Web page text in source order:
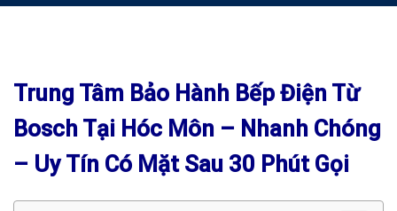
Trung Tâm Bảo Hành Bếp Điện Từ
Bosch Tại Hóc Môn – Nhanh Chóng
– Uy Tín Có Mặt Sau 30 Phút Gọi